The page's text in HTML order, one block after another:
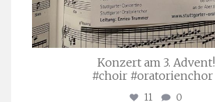
Konzert am 3. Advent!
#choir #oratorienchor
11 0